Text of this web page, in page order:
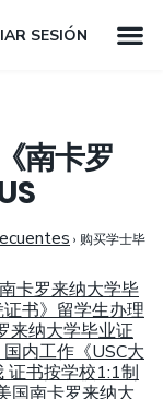
SESIÓN
南卡罗
› 购买学士毕
卡罗来纳大学毕
书》留学生办理
来纳大学毕业证
内工作《USC大
证书按学校1:1制
国南卡罗来纳大